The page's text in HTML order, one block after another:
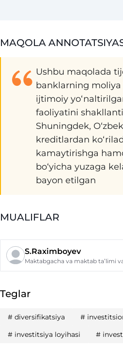
MAQOLA
Ushbu maqolada
banklarning
ijtimoiy
faoliyatini
Shuningdek,
kreditlardan
kamaytirishga
bo‘yicha yuzaga
bayon etilgan
MUALIFLAR
S.Raximboyev
Teglar
# diversifikatsiya #
# investitsiya loyihasi #